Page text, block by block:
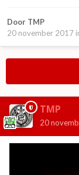
Door TMP
20 november 2017
TMP
20